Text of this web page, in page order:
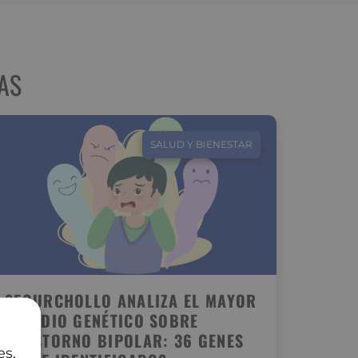
SALUD Y BIENESTAR
SEGURCHOLLO ANALIZA EL MAYOR
ESTUDIO GENÉTICO SOBRE
TRASTORNO BIPOLAR: 36 GENES